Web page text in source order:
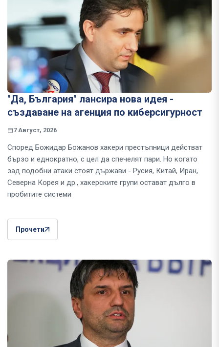
"Да, България" лансира нова идея -
създаване на агенция по киберсигурност
7 Август, 2026
Според Божидар Божанов хакери престъпници действат
бързо и еднократно, с цел да спечелят пари. Но когато
зад подобни атаки стоят държави - Русия, Китай, Иран,
Северна Корея и др., хакерските групи остават дълго в
пробитите системи
Прочети